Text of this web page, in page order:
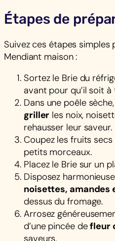
Étapes de
Suivez ces étapes
Mendiant maison :
Sortez le Brie du
avant pour qu’il soit
Dans une poêle
griller les noix,
rehausser leur saveur.
Coupez les fruits
petits morceaux.
Placez le Brie sur un
Disposez
noisettes, amandes
dessus du fromage.
Arrosez
d’une pincée defleur